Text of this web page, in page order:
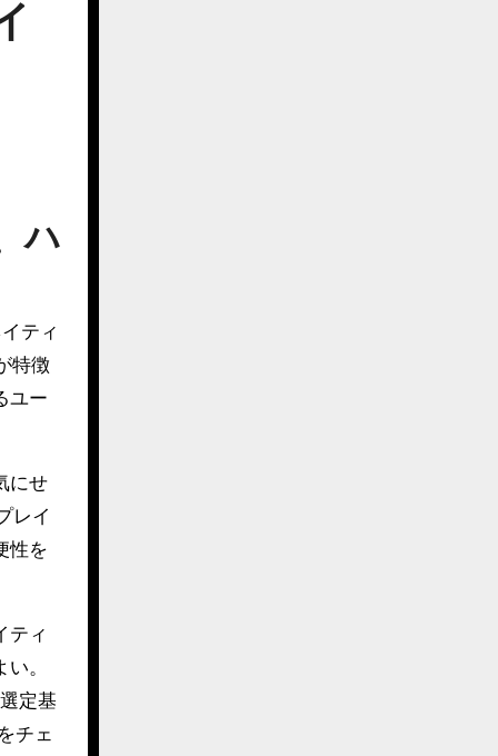
ハ
ティ
特徴
ユー
にせ
レイ
性を
ティ
。
定基
チェ